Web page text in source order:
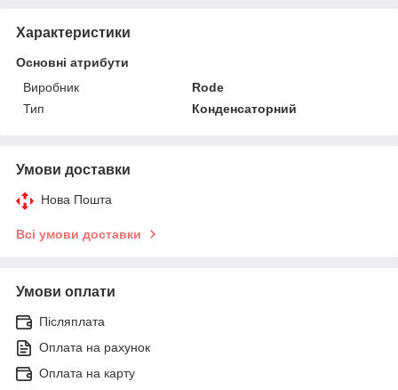
Характеристики
Основні атрибути
Виробник
Rode
Тип
Конденсаторний
Умови доставки
Нова Пошта
Всі умови доставки
Умови оплати
Післяплата
Оплата на рахунок
Оплата на карту